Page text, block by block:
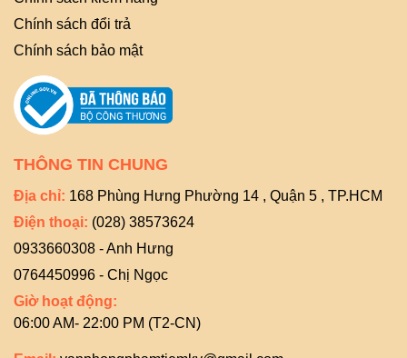
Chính sách đổi trả
Chính sách bảo mật
THÔNG TIN CHUNG
Địa chỉ: 168 Phùng Hưng Phường 14 , Quận 5 , TP.HCM
Điện thoại: (028) 38573624
0933660308 - Anh Hưng
0764450996 - Chị Ngọc
Giờ hoạt động:
06:00 AM- 22:00 PM (T2-CN)